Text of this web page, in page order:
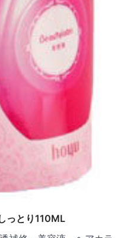
っとり110ML